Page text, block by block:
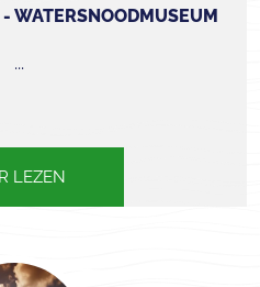
WATERSNOODMUSEUM
...
LEZEN